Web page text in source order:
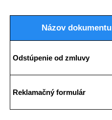
Názov dokumentu
Odstúpenie od zmluvy
Reklamačný formulár